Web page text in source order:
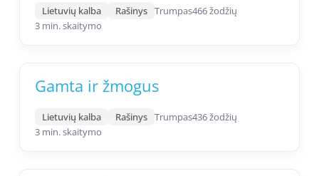
Lietuvių kalba Rašinys Trumpas466 žodžių
3 min. skaitymo
Gamta ir žmogus
Lietuvių kalba Rašinys Trumpas436 žodžių
3 min. skaitymo